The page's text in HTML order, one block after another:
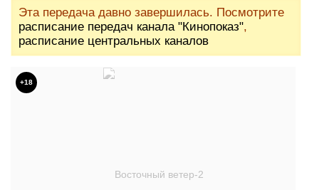
Эта передача давно завершилась. Посмотрите
расписание передач канала "Кинопоказ",
расписание центральных каналов
+18